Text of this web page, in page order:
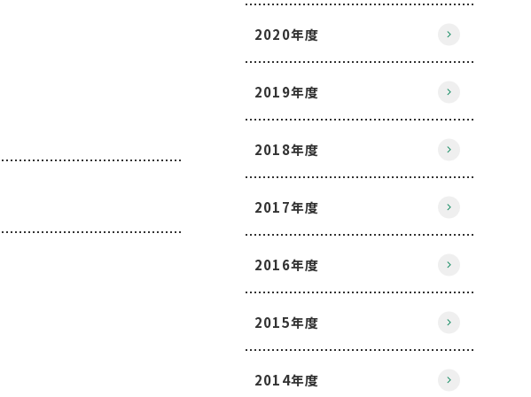
2020年度
2019年度
2018年度
2017年度
2016年度
2015年度
2014年度